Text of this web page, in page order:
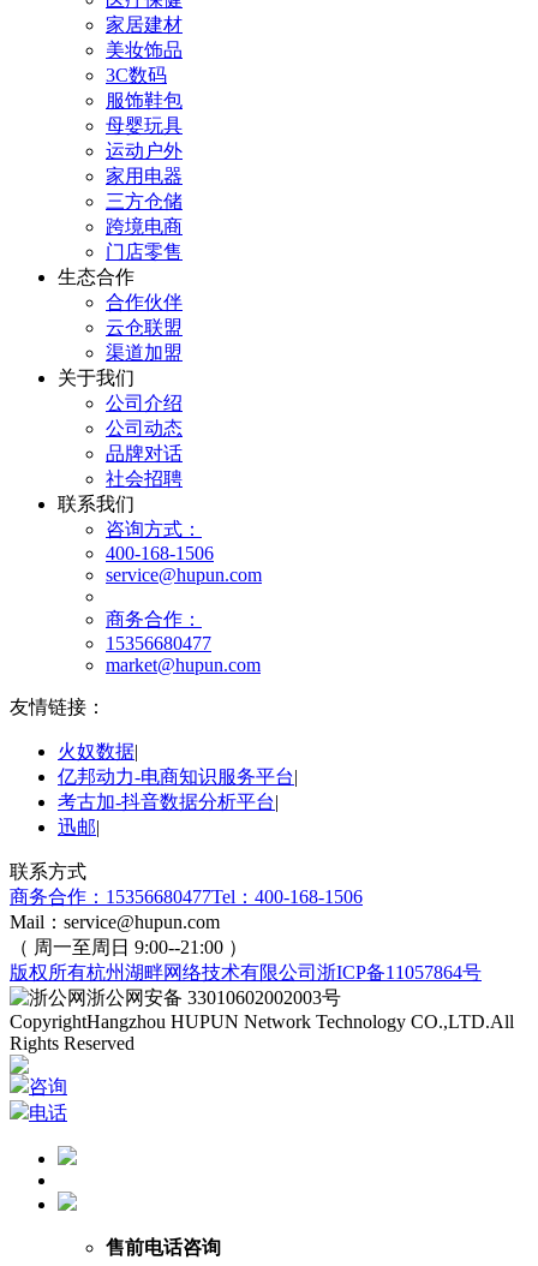
家居建材
美妆饰品
3C数码
服饰鞋包
母婴玩具
运动户外
家用电器
三方仓储
跨境电商
门店零售
生态合作
合作伙伴
云仓联盟
渠道加盟
关于我们
公司介绍
公司动态
品牌对话
社会招聘
联系我们
咨询方式：
400-168-1506
service@hupun.com
商务合作：
15356680477
market@hupun.com
友情链接：
火奴数据|
亿邦动力-电商知识服务平台|
考古加-抖音数据分析平台|
迅邮|
联系方式
商务合作：15356680477Tel：400-168-1506
Mail：service@hupun.com
（ 周一至周日 9:00--21:00 ）
版权所有杭州湖畔网络技术有限公司 浙ICP备11057864号
浙公网安备 33010602002003号
CopyrightHangzhou HUPUN Network Technology CO.,LTD.All
Rights Reserved
咨询
电话
售前电话咨询